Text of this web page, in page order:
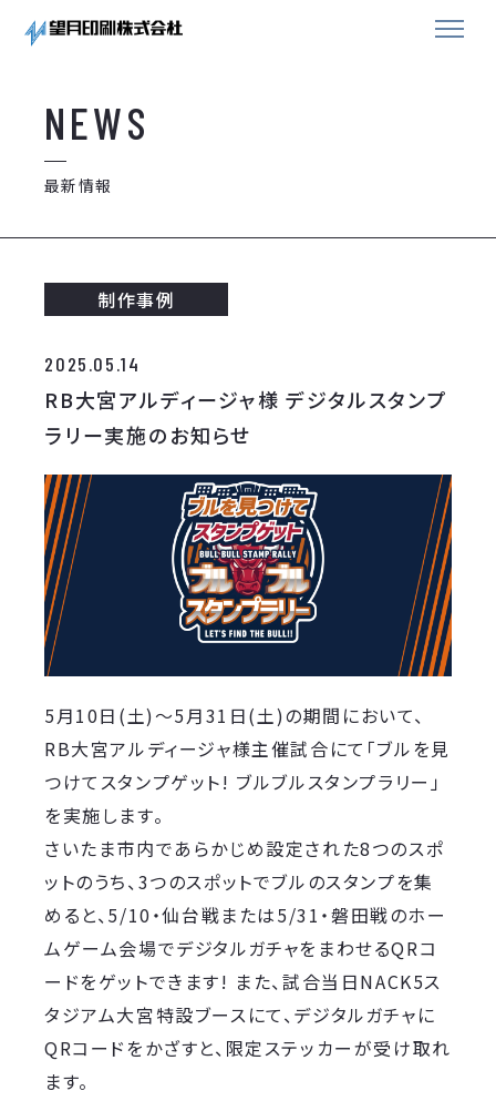
NEWS
最新情報
制作事例
2025.05.14
RB大宮アルディージャ様 デジタルスタンプ
ラリー実施のお知らせ
5月10日(土)～5月31日(土)の期間において、
RB大宮アルディージャ様主催試合にて「ブルを見
つけてスタンプゲット! ブルブルスタンプラリー」
を実施します。
さいたま市内であらかじめ設定された8つのスポ
ットのうち、3つのスポットでブルのスタンプを集
めると、5/10・仙台戦または5/31・磐田戦のホー
ムゲーム会場でデジタルガチャをまわせるQRコ
ードをゲットできます! また、試合当日NACK5ス
タジアム大宮特設ブースにて、デジタルガチャに
QRコードをかざすと、限定ステッカーが受け取れ
ます。